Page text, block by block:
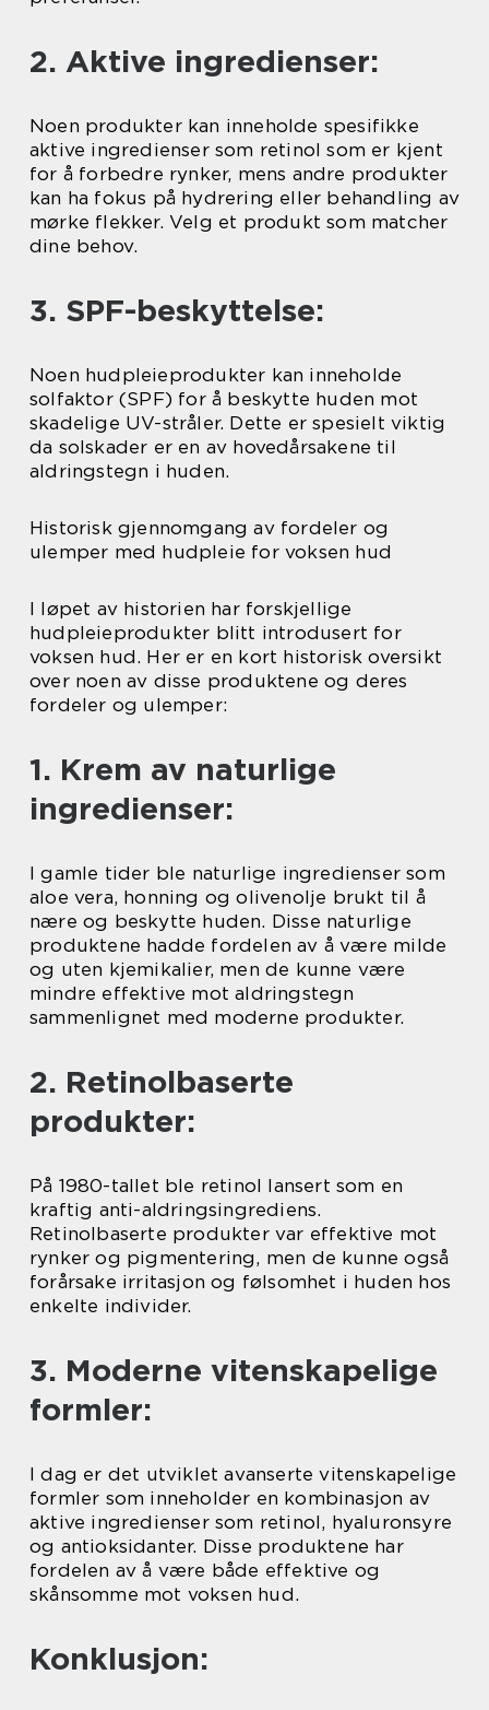
2. Aktive ingredienser:
Noen produkter kan inneholde spesifikke
aktive ingredienser som retinol som er kjent
for å forbedre rynker, mens andre produkter
kan ha fokus på hydrering eller behandling av
mørke flekker. Velg et produkt som matcher
dine behov.
3. SPF-beskyttelse:
Noen hudpleieprodukter kan inneholde
solfaktor (SPF) for å beskytte huden mot
skadelige UV-stråler. Dette er spesielt viktig
da solskader er en av hovedårsakene til
aldringstegn i huden.
Historisk gjennomgang av fordeler og
ulemper med hudpleie for voksen hud
I løpet av historien har forskjellige
hudpleieprodukter blitt introdusert for
voksen hud. Her er en kort historisk oversikt
over noen av disse produktene og deres
fordeler og ulemper:
1. Krem av naturlige
ingredienser:
I gamle tider ble naturlige ingredienser som
aloe vera, honning og olivenolje brukt til å
nære og beskytte huden. Disse naturlige
produktene hadde fordelen av å være milde
og uten kjemikalier, men de kunne være
mindre effektive mot aldringstegn
sammenlignet med moderne produkter.
2. Retinolbaserte
produkter:
På 1980-tallet ble retinol lansert som en
kraftig anti-aldringsingrediens.
Retinolbaserte produkter var effektive mot
rynker og pigmentering, men de kunne også
forårsake irritasjon og følsomhet i huden hos
enkelte individer.
3. Moderne vitenskapelige
formler:
I dag er det utviklet avanserte vitenskapelige
formler som inneholder en kombinasjon av
aktive ingredienser som retinol, hyaluronsyre
og antioksidanter. Disse produktene har
fordelen av å være både effektive og
skånsomme mot voksen hud.
Konklusjon: